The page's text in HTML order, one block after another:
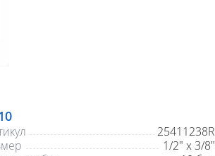
25411238R
1/2" х 3/8"